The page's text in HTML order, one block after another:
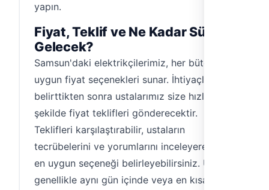
yapın.
Fiyat, Teklif ve Ne Kadar Sürede
Gelecek?
Samsun'daki elektrikçilerimiz, her bütçeye
uygun fiyat seçenekleri sunar. İhtiyaçlarınızı
belirttikten sonra ustalarımız size hızlı bir
şekilde fiyat teklifleri gönderecektir.
Teklifleri karşılaştırabilir, ustaların
tecrübelerini ve yorumlarını inceleyerek size
en uygun seçeneği belirleyebilirsiniz. Usta,
genellikle aynı gün içinde veya en kısa